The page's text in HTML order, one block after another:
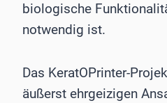
biologische
notwendig ist.
Das KeratOPrinter-
äußerst ehrgeizigen